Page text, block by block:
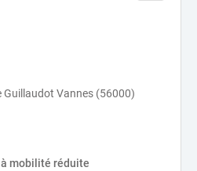
Guillaudot Vannes (56000)
mobilité réduite